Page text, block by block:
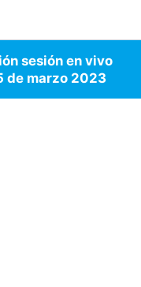
sesión en vivo
de marzo 2023